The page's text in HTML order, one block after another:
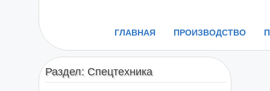
ГЛАВНАЯ ПРОИЗВОДСТВО
Раздел: Спецтехника